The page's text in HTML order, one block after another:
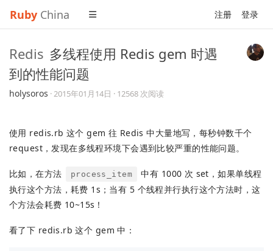
Ruby China 注册 登录
Redis 多线程使用 Redis gem 时遇
到的性能问题
holysoros ·2015年01月14日 · 12568 次阅读
使用 redis.rb 这个 gem 往 Redis 中大量地写，每秒钟数千个
request，发现在多线程环境下会遇到比较严重的性能问题。
比如，在方法 process_item
中有 1000 次 set，如果单线程
执行这个方法，耗费 1s；当有 5 个线程并行执行这个方法时，这
个方法会耗费 10~15s！
看了下 redis.rb 这个 gem 中：